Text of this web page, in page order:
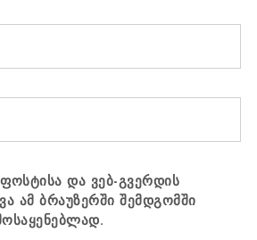
და ვებ-გვერდის
ამ ბრაუზერში შემდგომში